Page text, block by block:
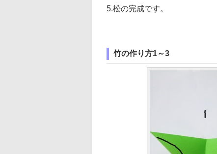
5.松の完成です。
竹の作り方1～3